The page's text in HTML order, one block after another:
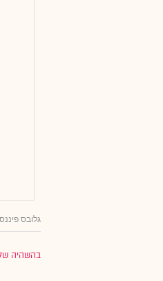
גלובס
בהשהיה של 15